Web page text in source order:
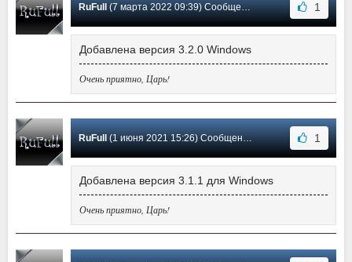
RuFull (7 марта 2022 09:39) Сообщение #31 1
Добавлена версия 3.2.0 Windows
Очень приятно, Царь!
RuFull (1 июня 2021 15:26) Сообщение #30 1
Добавлена версия 3.1.1 для Windows
Очень приятно, Царь!